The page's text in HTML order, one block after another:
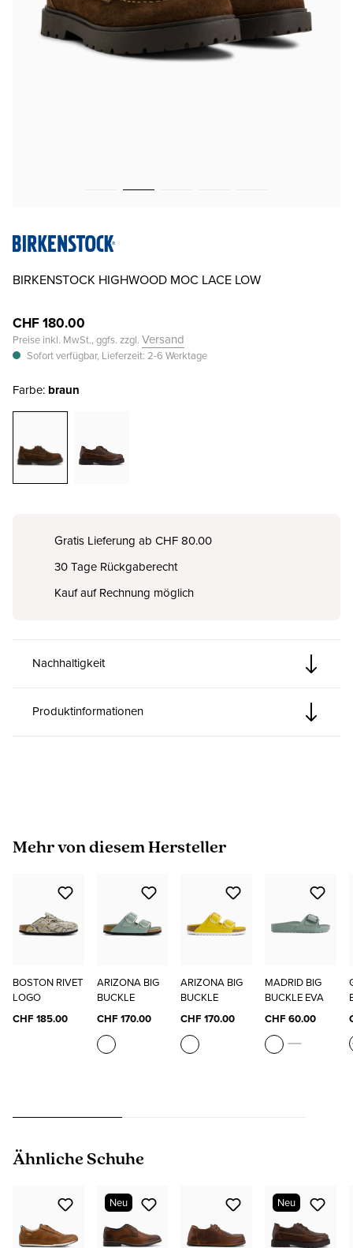
BIRKENSTOCK HIGHWOOD MOC LACE LOW
CHF 180.00
Preise inkl. MwSt., ggfs. zzgl. Versand
Sofort verfügbar, Lieferzeit: 2-6 Werktage
Farbe: braun
Gratis Lieferung ab CHF 80.00
30 Tage Rückgaberecht
Kauf auf Rechnung möglich
Nachhaltigkeit
Produktinformationen
Produktgalerie überspringen
Mehr von diesem Hersteller
BOSTON RIVET
LOGO
CHF 185.00
ARIZONA BIG
BUCKLE
CHF 170.00
ARIZONA BIG
BUCKLE
CHF 170.00
MADRID BIG
BUCKLE EVA
CHF 60.00
Produktgalerie überspringen
Ähnliche Schuhe
Neu Neu